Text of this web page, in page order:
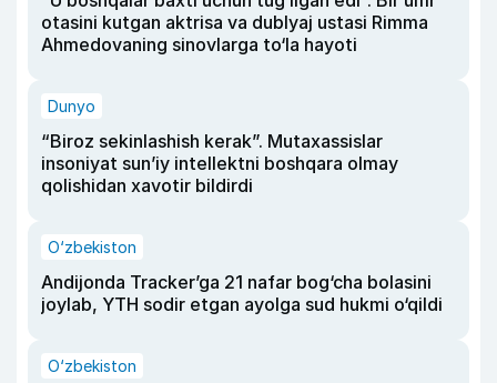
otasini kutgan aktrisa va dublyaj ustasi Rimma
Ahmedovaning sinovlarga to‘la hayoti
Dunyo
“Biroz sekinlashish kerak”. Mutaxassislar
insoniyat sun’iy intellektni boshqara olmay
qolishidan xavotir bildirdi
O‘zbekiston
Andijonda Tracker’ga 21 nafar bog‘cha bolasini
joylab, YTH sodir etgan ayolga sud hukmi o‘qildi
O‘zbekiston